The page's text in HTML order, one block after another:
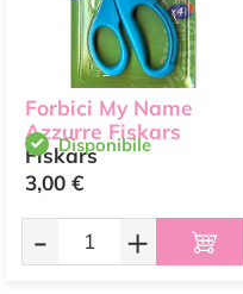
Forbici My Name
Azzurre Fiskars
Fiskars
Disponibile
3,00 €
- +